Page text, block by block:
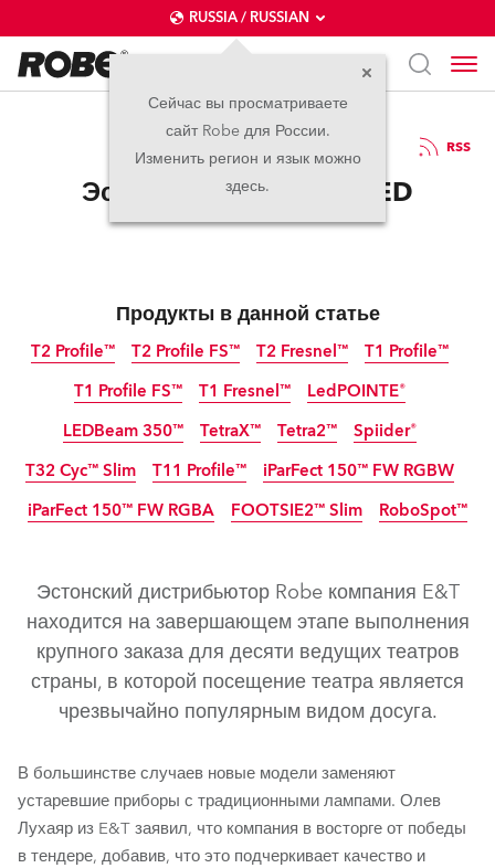
RUSSIA / RUSSIAN
Сейчас вы просматриваете
сайт Robe для России.
Изменить регион и язык можно
здесь.
17.06.2025 RSS
Эстония. Переход на LED
Продукты в данной статье
T2 Profile™ T2 Profile FS™ T2 Fresnel™ T1 Profile™
T1 Profile FS™
T1 Profile FS™
T1 Fresnel™
T1 Fresnel™
LedPOINTE®
LedPOINTE®
LEDBeam 350™
LEDBeam 350™
TetraX™
TetraX™
Tetra2™
Tetra2™
Spiider®
Spiider®
T32 Cyc™ Slim
T32 Cyc™ Slim
T11 Profile™
T11 Profile™
iParFect 150™ FW RGBW
iParFect 150™ FW RGBW
IP65 прекращено
iParFect 150™ FW RGBA FOOTSIE2™ Slim RoboSpot™
Эстонский дистрибьютор Robe компания E&T
находится на завершающем этапе выполнения
крупного заказа для десяти ведущих театров
страны, в которой посещение театра является
чрезвычайно популярным видом досуга.
В большинстве случаев новые модели заменяют
устаревшие приборы с традиционными лампами. Олев
Лухаяр из E&T заявил, что компания в восторге от победы
в тендере, добавив, что это подчеркивает качество и